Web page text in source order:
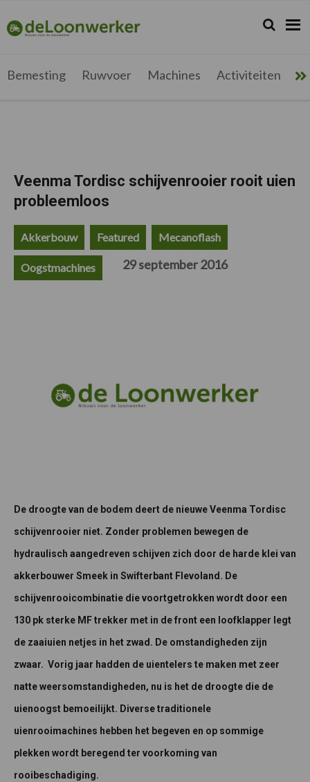
de
hoofdnavigatie
de
hoofd
de
eerste
de
voettekst
deloonwerker.be Zoeken...
Zoek
Bemesting Ruwvoer Machines Activiteiten
Veenma Tordisc schijvenrooier rooit uien
probleemloos
Akkerbouw Featured Mecanoflash
Oogstmachines 29 september 2016
De droogte van de bodem deert de nieuwe Veenma Tordisc
schijvenrooier niet. Zonder problemen bewegen de
hydraulisch aangedreven schijven zich door de harde klei van
akkerbouwer Smeek in Swifterbant Flevoland. De
schijvenrooicombinatie die voortgetrokken wordt door een
130 pk sterke MF trekker met in de front een loofklapper legt
de zaaiuien netjes in het zwad. De omstandigheden zijn
zwaar. Vorig jaar hadden de uientelers te maken met zeer
natte weersomstandigheden, nu is het de droogte die de
uienoogst bemoeilijkt. Diverse traditionele
uienrooimachines hebben het begeven en op sommige
plekken wordt beregend ter voorkoming van
rooibeschadiging.